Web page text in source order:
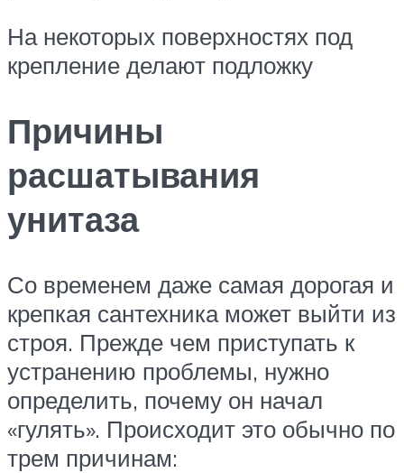
На некоторых поверхностях под
крепление делают подложку
Причины
расшатывания
унитаза
Со временем даже самая дорогая и
крепкая сантехника может выйти из
строя. Прежде чем приступать к
устранению проблемы, нужно
определить, почему он начал
«гулять». Происходит это обычно по
трем причинам: